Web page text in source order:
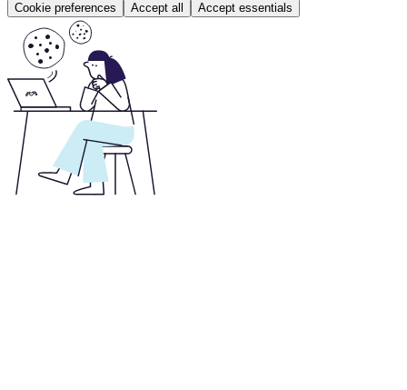
Cookie preferences Accept all Accept essentials